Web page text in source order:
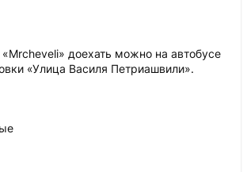
доехать можно на автобусе
«Улица Василя Петриашвили».